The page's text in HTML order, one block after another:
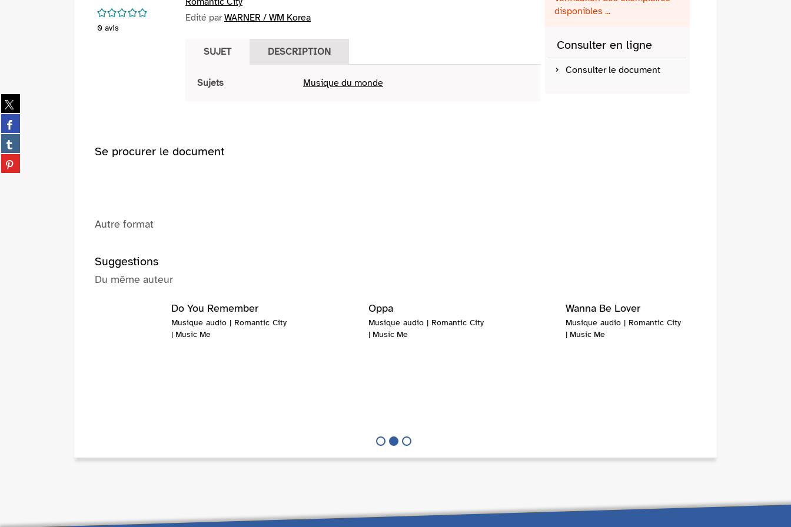
Partager
sur
twitter
(Nouvelle
fenêtre)
Partager
sur
facebook
(Nouvelle
fenêtre)
Partager
sur
tumblr
Partager
sur
/5
0 avis
Edité parWARNER / WM Korea
SUJET DESCRIPTION
Sujets Musique du monde
disponibles ...
Consulter en ligne
Consulter le document
Se procurer le document
Autre format
Suggestions
Du même auteur
Oppa
Musique audio | Romantic City
| Music Me
Wanna Be Lover
Musique audio | Romantic City
| Music Me
Do You Remember
Musique audio | Romantic City
| Music Me